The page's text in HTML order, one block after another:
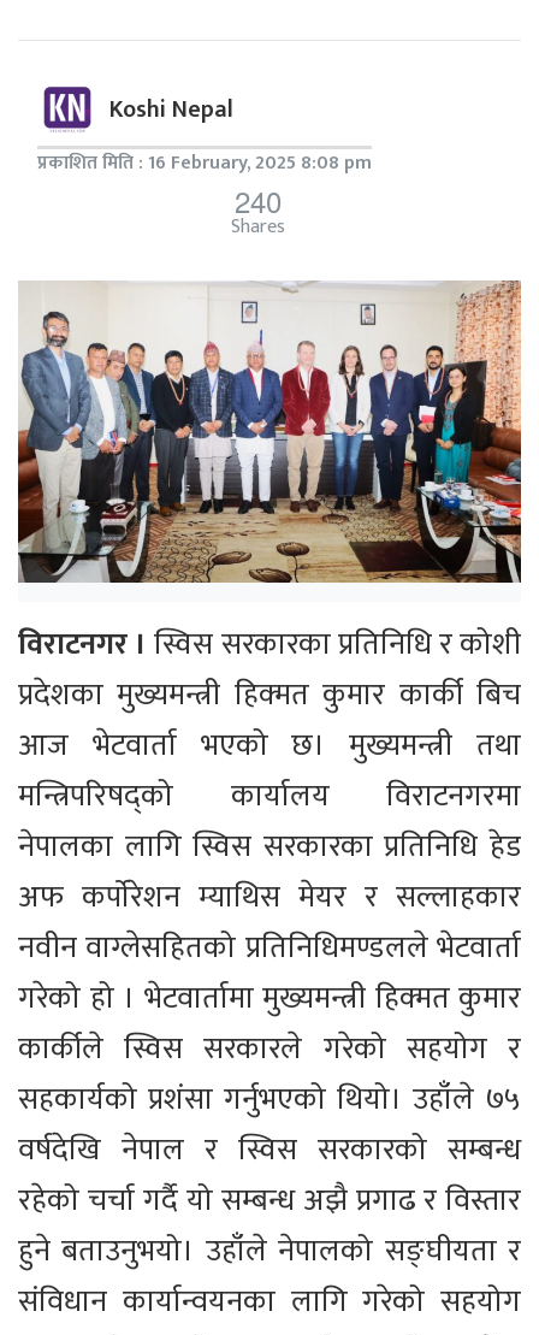
Koshi Nepal
प्रकाशित मिति : 16 February, 2025 8:08 pm
240
Shares
विराटनगर । स्विस सरकारका प्रतिनिधि र कोशी
प्रदेशका मुख्यमन्त्री हिक्मत कुमार कार्की बिच
आज भेटवार्ता भएको छ। मुख्यमन्त्री तथा
मन्त्रिपरिषद्को कार्यालय विराटनगरमा
नेपालका लागि स्विस सरकारका प्रतिनिधि हेड
अफ कर्पाेरेशन म्याथिस मेयर र सल्लाहकार
नवीन वाग्लेसहितको प्रतिनिधिमण्डलले भेटवार्ता
गरेको हो । भेटवार्तामा मुख्यमन्त्री हिक्मत कुमार
कार्कीले स्विस सरकारले गरेको सहयोग र
सहकार्यको प्रशंसा गर्नुभएको थियो। उहाँले ७५
वर्षदेखि नेपाल र स्विस सरकारको सम्बन्ध
रहेको चर्चा गर्दै यो सम्बन्ध अझै प्रगाढ र विस्तार
हुने बताउनुभयो। उहाँले नेपालको सङ्घीयता र
संविधान कार्यान्वयनका लागि गरेको सहयोग